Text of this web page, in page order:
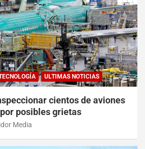
ULTIMAS NOTICIAS
cientos de aviones
posibles grietas
Media